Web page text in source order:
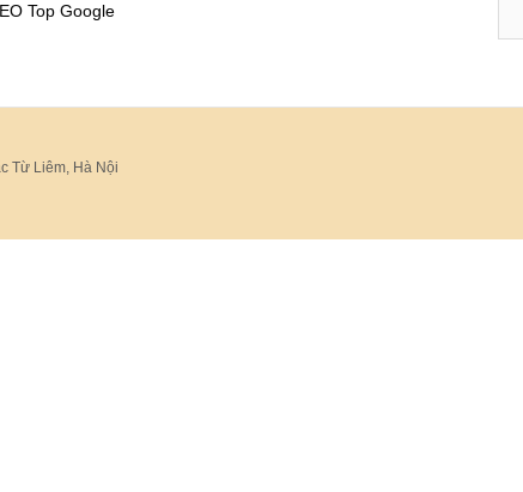
Top Google
Từ Liêm, Hà Nội